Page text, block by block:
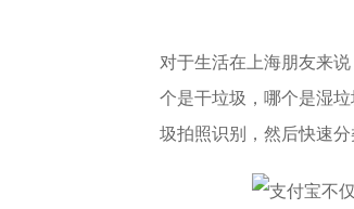
对于生活在上海朋友来
个是干垃圾，哪个是湿
圾拍照识别，然后快速分